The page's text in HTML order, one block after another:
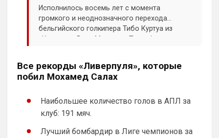
Исполнилось восемь лет с момента
громкого и неоднозначного перехода
бельгийского голкипера Тибо Куртуа из
«Челси» в «Реал Мадрид». Трансфер
на предсезонные тренировочные сборы
лондонцев.
Все рекорды «Ливерпуля», которые
побил Мохамед Салах
Наибольшее количество голов в АПЛ за
клуб: 191 мяч.
Лучший бомбардир в Лиге чемпионов за